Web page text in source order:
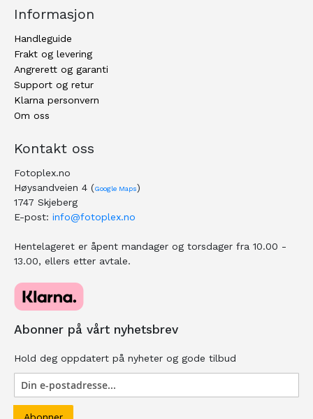
Informasjon
Handleguide
Frakt og levering
Angrerett og garanti
Support og retur
Klarna personvern
Om oss
Kontakt oss
Fotoplex.no
Høysandveien 4 (Google Maps)
1747 Skjeberg
E-post: info@fotoplex.no
Hentelageret er åpent mandager og torsdager fra 10.00 -
13.00, ellers etter avtale.
Abonner på vårt nyhetsbrev
Hold deg oppdatert på nyheter og gode tilbud